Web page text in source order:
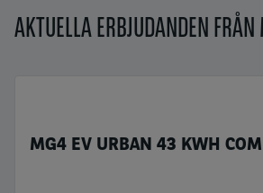
AKTUELLA ERBJUDANDEN FRÅN